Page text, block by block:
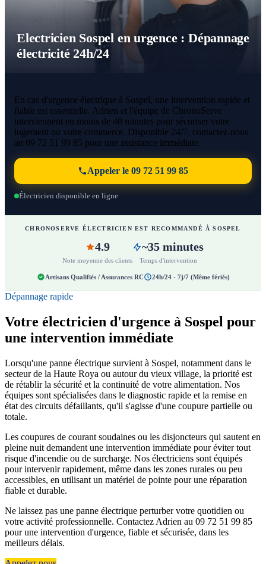
Electricien Sospel en urgence : Dépannage
électricité 24h/24
En cas d'urgence électrique à Sospel, une intervention rapide et
fiable est essentielle. Adrien et l'équipe de ChronoServe
interviennent en moins de 40 minutes pour sécuriser votre
logement ou votre commerce. Disponible 24/7, contactez-nous
au 09 72 51 99 85 pour une assistance immédiate.
Appeler le 09 72 51 99 85
Électricien disponible en ligne
CHRONOSERVE ÉLECTRICIEN EST RECOMMANDÉ À SOSPEL
4.9
Note moyenne des clients
~35 minutes
Temps d'intervention
Artisans Qualifiés / Assurances RC 24h/24 - 7j/7 (Même fériés)
Dépannage rapide
Votre électricien d'urgence à Sospel pour
une intervention immédiate
Lorsqu'une panne électrique survient à Sospel, notamment dans le
secteur de la Haute Roya ou autour du vieux village, la priorité est
de rétablir la sécurité et la continuité de votre alimentation. Nos
équipes sont spécialisées dans le diagnostic rapide et la remise en
état des circuits défaillants, qu'il s'agisse d'une coupure partielle ou
totale.
Les coupures de courant soudaines ou les disjoncteurs qui sautent en
pleine nuit demandent une intervention immédiate pour éviter tout
risque d'incendie ou de surcharge. Nos électriciens sont équipés
pour intervenir rapidement, même dans les zones rurales ou peu
accessibles, en utilisant un matériel de pointe pour une réparation
fiable et durable.
Ne laissez pas une panne électrique perturber votre quotidien ou
votre activité professionnelle. Contactez Adrien au 09 72 51 99 85
pour une intervention d'urgence, fiable et sécurisée, dans les
meilleurs délais.